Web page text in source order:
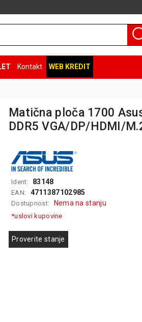
Kontakt WEB KREDIT
Matična ploča 1700
DDR5 VGA/DP/HDMI/
Ident: 83148
EAN: 4711387102985
Dostupnost: Nema na stanju
*uslovi kupovine
Proverite stanje